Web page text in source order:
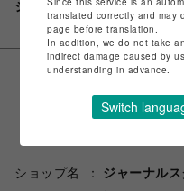
シェアする
ショップ名
ジャーナル
translated correctly and may
page before translation.
In addition, we do not take
indirect damage caused by
understanding in advance.
Switch